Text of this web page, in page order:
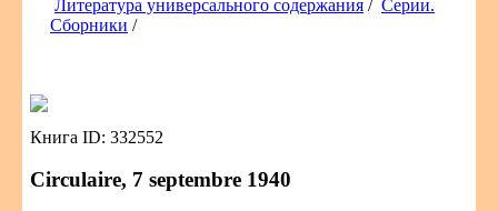
Литература универсального содержания / Серии.
Сборники /
Книга ID: 332552
Circulaire, 7 septembre 1940